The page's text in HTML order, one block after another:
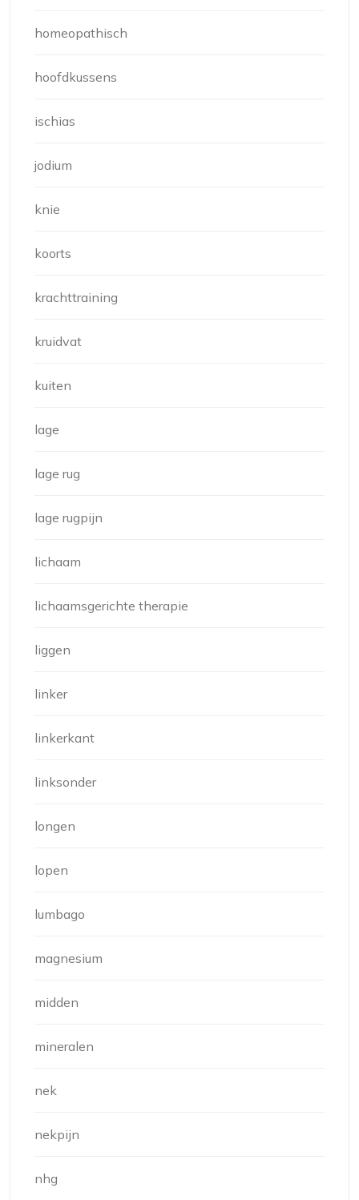
homeopathisch
hoofdkussens
ischias
jodium
knie
koorts
krachttraining
kruidvat
kuiten
lage
lage rug
lage rugpijn
lichaam
lichaamsgerichte therapie
liggen
linker
linkerkant
linksonder
longen
lopen
lumbago
magnesium
midden
mineralen
nek
nekpijn
nhg